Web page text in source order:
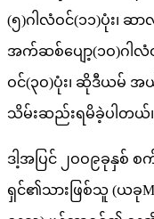
(၅)ဂါလံဝင်(၁၁)ပုံး၊ ဆ
အက်ဆစ်ပျော့(၁ဝ)ဂါ
ဝင်(၃ဝ)ပုံး၊ ဆိုဒီယမ်
သိမ်းဆည်းရမိခဲ့ပါတယ်
ဒါ့အပြင် ၂ဝဝ၉ခုနှစ်
ရှင်၏သားဖြစ်သူ (ယခု